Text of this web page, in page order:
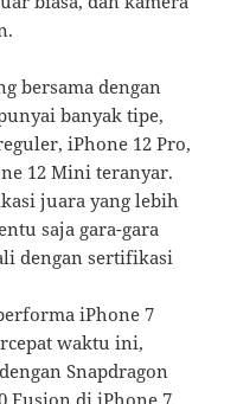
bersama dengan
banyak tipe,
iPhone 12 Pro,
12 Mini teranyar.
juara yang lebih
saja gara-gara
dengan sertifikasi
iPhone 7
waktu ini,
Snapdragon
Fusion di iPhone 7